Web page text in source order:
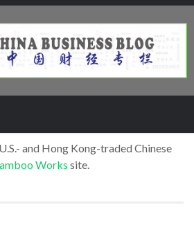
and Hong Kong-traded Chinese
Works site.